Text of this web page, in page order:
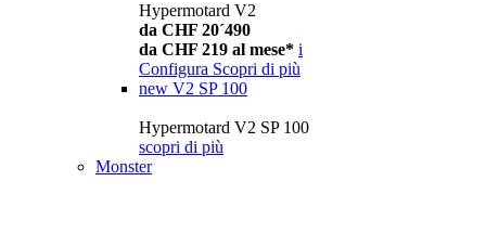
Hypermotard V2
da CHF 20´490
da CHF 219 al mese* i
Configura Scopri di più
new V2 SP 100
Hypermotard V2 SP 100
scopri di più
Monster